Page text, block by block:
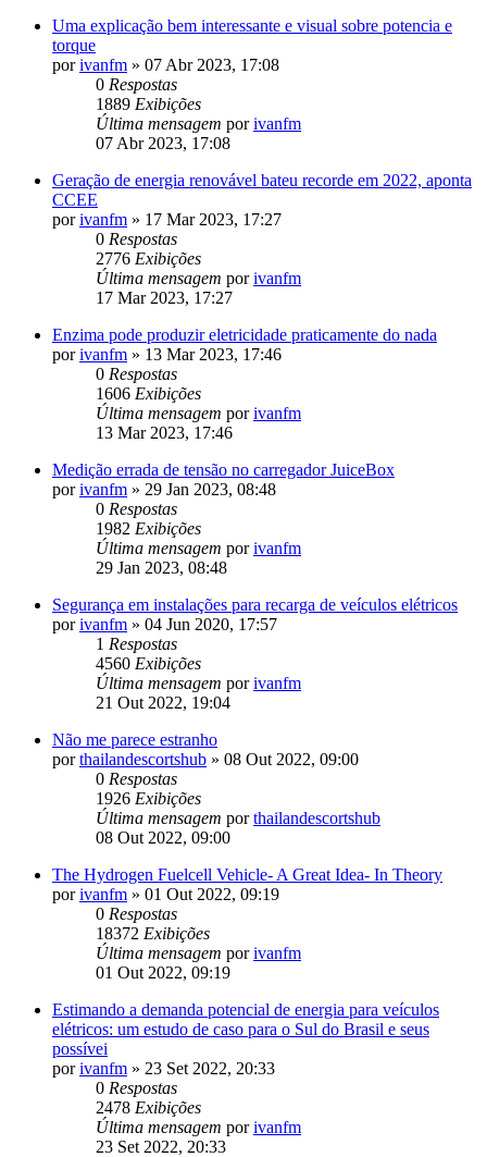
Uma explicação bem interessante e visual sobre potencia e
torque
porivanfm » 07 Abr 2023, 17:08
0 Respostas
1889 Exibições
Última mensagem porivanfm
07 Abr 2023, 17:08
Geração de energia renovável bateu recorde em 2022, aponta
CCEE
porivanfm » 17 Mar 2023, 17:27
0 Respostas
2776 Exibições
Última mensagem porivanfm
17 Mar 2023, 17:27
Enzima pode produzir eletricidade praticamente do nada
porivanfm » 13 Mar 2023, 17:46
0 Respostas
1606 Exibições
Última mensagem porivanfm
13 Mar 2023, 17:46
Medição errada de tensão no carregador JuiceBox
porivanfm » 29 Jan 2023, 08:48
0 Respostas
1982 Exibições
Última mensagem porivanfm
29 Jan 2023, 08:48
Segurança em instalações para recarga de veículos elétricos
porivanfm » 04 Jun 2020, 17:57
1 Respostas
4560 Exibições
Última mensagem porivanfm
21 Out 2022, 19:04
Não me parece estranho
porthailandescortshub » 08 Out 2022, 09:00
0 Respostas
1926 Exibições
Última mensagem porthailandescortshub
08 Out 2022, 09:00
The Hydrogen Fuelcell Vehicle- A Great Idea- In Theory
porivanfm » 01 Out 2022, 09:19
0 Respostas
18372 Exibições
Última mensagem porivanfm
01 Out 2022, 09:19
Estimando a demanda potencial de energia para veículos
elétricos: um estudo de caso para o Sul do Brasil e seus
possívei
porivanfm » 23 Set 2022, 20:33
0 Respostas
2478 Exibições
Última mensagem porivanfm
23 Set 2022, 20:33